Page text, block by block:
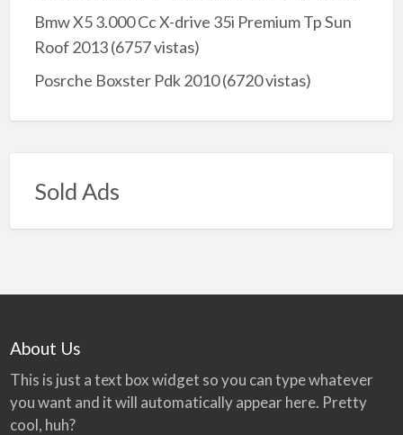
Bmw X5 3.000 Cc X-drive 35i Premium Tp Sun
Roof 2013(6757 vistas)
Posrche Boxster Pdk 2010(6720 vistas)
Sold Ads
About Us
This is just a text box widget so you can type whatever
you want and it will automatically appear here. Pretty
cool, huh?